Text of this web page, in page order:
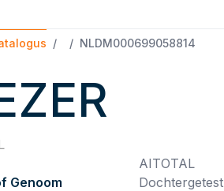
NLDM000699058814
AITOTAL
Genoom
Dochtergetest